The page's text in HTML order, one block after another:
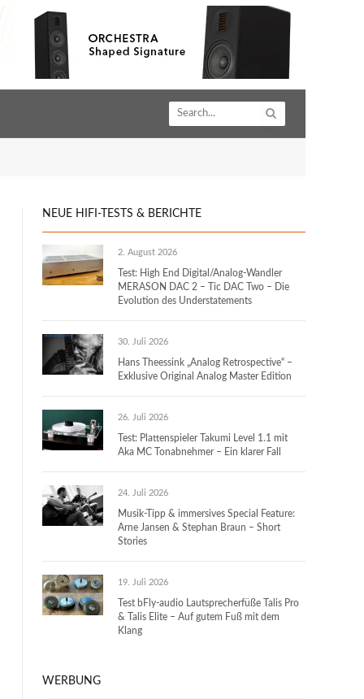
NEUE HIFI-TESTS & BERICHTE
2. August 2026
Test: High End Digital/Analog-Wandler
MERASON DAC 2 – Tic DAC Two – Die
Evolution des Understatements
30. Juli 2026
Hans Theessink „Analog Retrospective“ –
Exklusive Original Analog Master Edition
26. Juli 2026
Test: Plattenspieler Takumi Level 1.1 mit
Aka MC Tonabnehmer – Ein klarer Fall
24. Juli 2026
Musik-Tipp & immersives Special Feature:
Arne Jansen & Stephan Braun – Short
Stories
19. Juli 2026
Test bFly-audio Lautsprecherfüße Talis Pro
& Talis Elite – Auf gutem Fuß mit dem
Klang
WERBUNG